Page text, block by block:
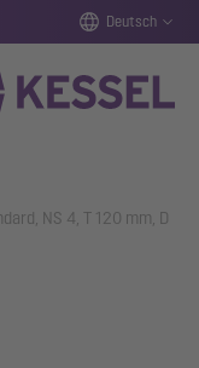
Deutsch
NS 4, T 120 mm, D